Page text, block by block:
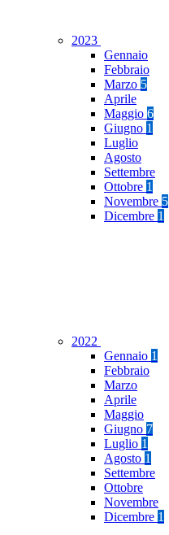
2023
Gennaio
Febbraio
Marzo 5
Aprile
Maggio 6
Giugno 1
Luglio
Agosto
Settembre
Ottobre 1
Novembre 5
Dicembre 1
2022
Gennaio 1
Febbraio
Marzo
Aprile
Maggio
Giugno 7
Luglio 1
Agosto 1
Settembre
Ottobre
Novembre
Dicembre 1